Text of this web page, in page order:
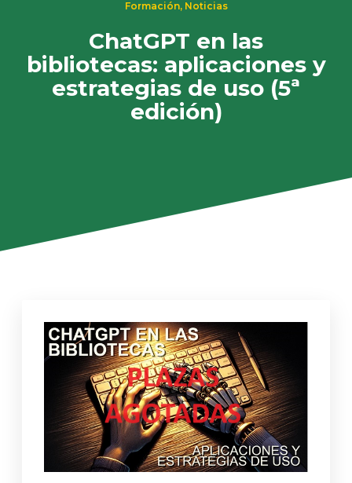
Formación, Noticias
ChatGPT en las
bibliotecas: aplicaciones y
estrategias de uso (5ª
edición)